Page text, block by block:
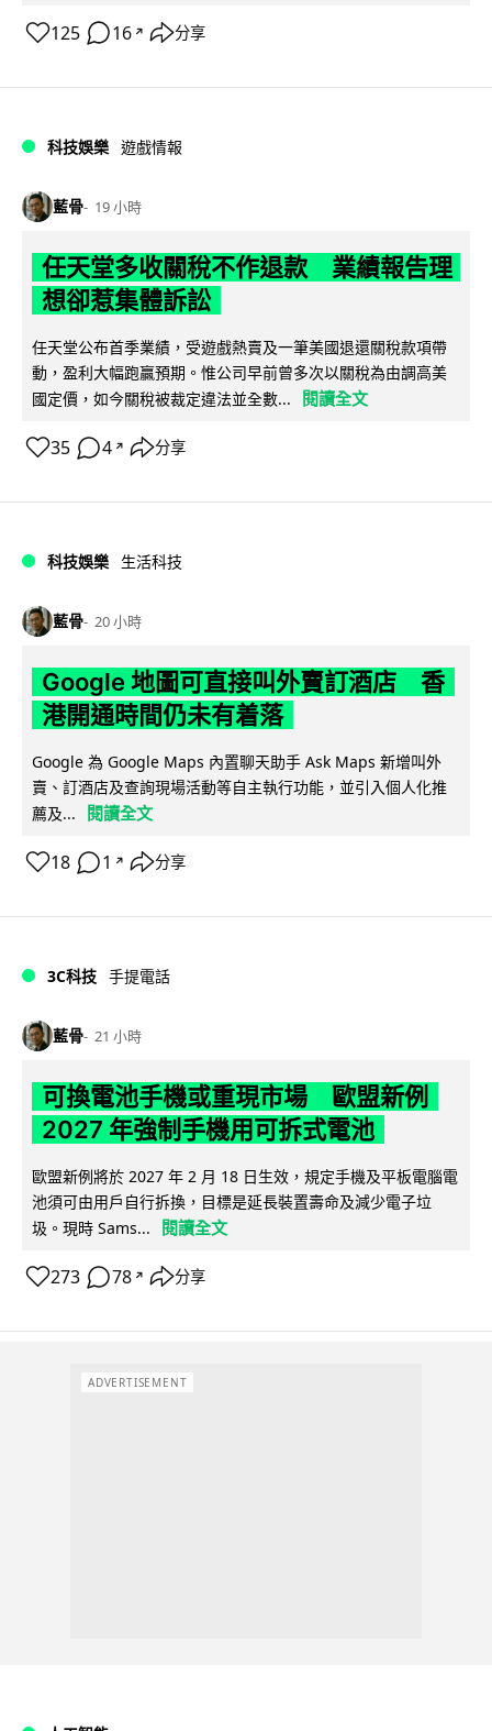
125 16 ↗ 分享
科技娛樂 遊戲情報
藍骨 19 小時
任天堂多收關稅不作退款 業績報告理
想卻惹集體訴訟
任天堂公布首季業績，受遊戲熱賣及一筆美國退還關稅款項帶
動，盈利大幅跑贏預期。惟公司早前曾多次以關稅為由調高美
國定價，如今關稅被裁定違法並全數...
閱讀全文
35 4 ↗ 分享
科技娛樂 生活科技
藍骨 20 小時
Google 地圖可直接叫外賣訂酒店 香
港開通時間仍未有着落
Google 為 Google Maps 內置聊天助手 Ask Maps 新增叫外
賣、訂酒店及查詢現場活動等自主執行功能，並引入個人化推
薦及...
閱讀全文
18 1 ↗ 分享
3C科技 手提電話
藍骨 21 小時
可換電池手機或重現市場 歐盟新例
2027 年強制手機用可拆式電池
歐盟新例將於 2027 年 2 月 18 日生效，規定手機及平板電腦電
池須可由用戶自行拆換，目標是延長裝置壽命及減少電子垃
圾。現時 Sams...
閱讀全文
273 78 ↗ 分享
ADVERTISEMENT